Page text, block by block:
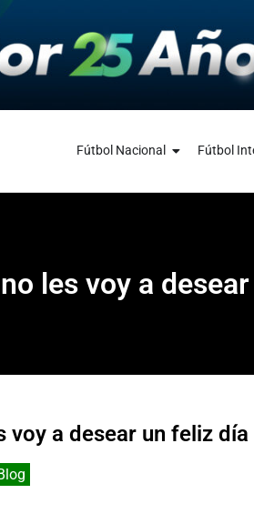
Fútbol Nacional Fútbol
les voy a
voy a desear un feliz día